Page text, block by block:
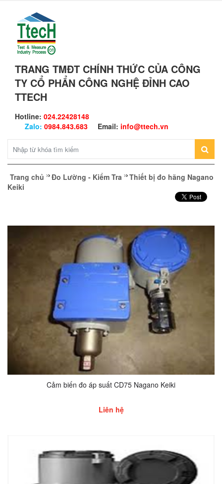
TRANG TMĐT CHÍNH THỨC CỦA CÔNG
TY CỔ PHẨN CÔNG NGHỆ ĐỈNH CAO
TTECH
Hotline: 024.22428148
Zalo: 0984.843.683 Email: info@ttech.vn
Trang chủ Đo Lường - Kiểm Tra
Thiết bị đo hãng Nagano
Keiki
Cảm biến đo áp suất CD75 Nagano Keiki
Liên hệ